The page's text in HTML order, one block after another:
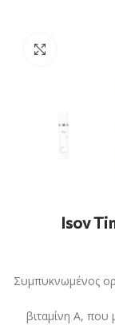
Isov
Συμπυκνωμένος
βιταμίνη Α, που